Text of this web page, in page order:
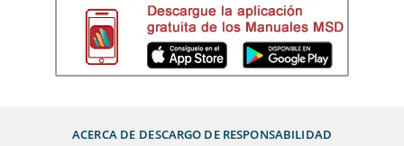
ACERCA DE DESCARGO DE RESPONSABILIDAD